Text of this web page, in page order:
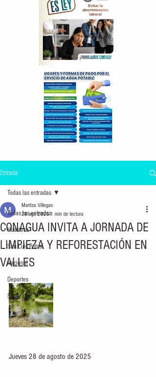
Entrada
Todas las entradas
Huasteca
San Luis Potosí
Nacional
Deportes
Seguridad
Todas las entradas
CONAGUA INVITA A JORNADA DE
LIMPIEZA Y REFORESTACIÓN EN
VALLES
Maritza Villegas
28 ago 20251 min de lectura
Jueves 28 de agosto de 2025